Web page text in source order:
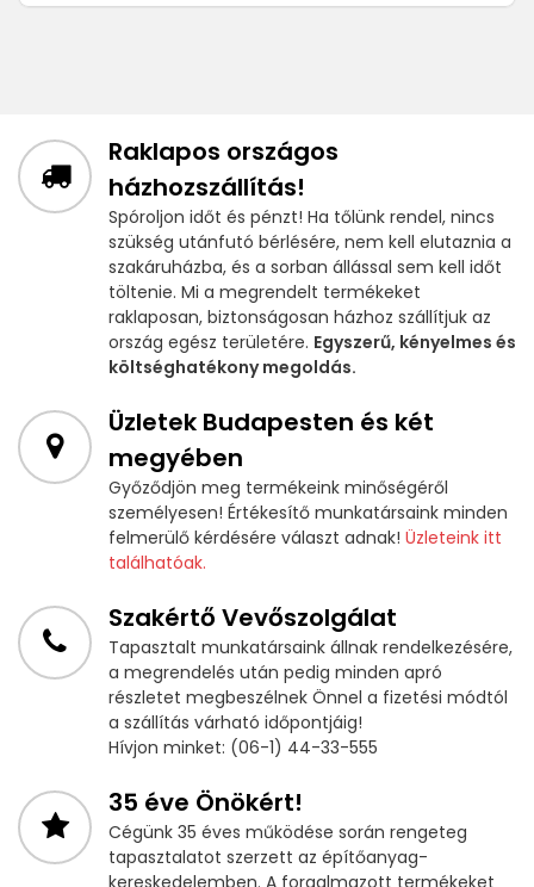
Raklapos országos
házhozszállítás!
Spóroljon időt és pénzt! Ha tőlünk rendel, nincs
szükség utánfutó bérlésére, nem kell elutaznia a
szakáruházba, és a sorban állással sem kell időt
töltenie. Mi a megrendelt termékeket
raklaposan, biztonságosan házhoz szállítjuk az
ország egész területére. Egyszerű, kényelmes és
költséghatékony megoldás.
Üzletek Budapesten és két
megyében
Győződjön meg termékeink minőségéről
személyesen! Értékesítő munkatársaink minden
felmerülő kérdésére választ adnak! Üzleteink itt
találhatóak.
Szakértő Vevőszolgálat
Tapasztalt munkatársaink állnak rendelkezésére,
a megrendelés után pedig minden apró
részletet megbeszélnek Önnel a fizetési módtól
a szállítás várható időpontjáig!
Hívjon minket: (06-1) 44-33-555
35 éve Önökért!
Cégünk 35 éves működése során rengeteg
tapasztalatot szerzett az építőanyag-